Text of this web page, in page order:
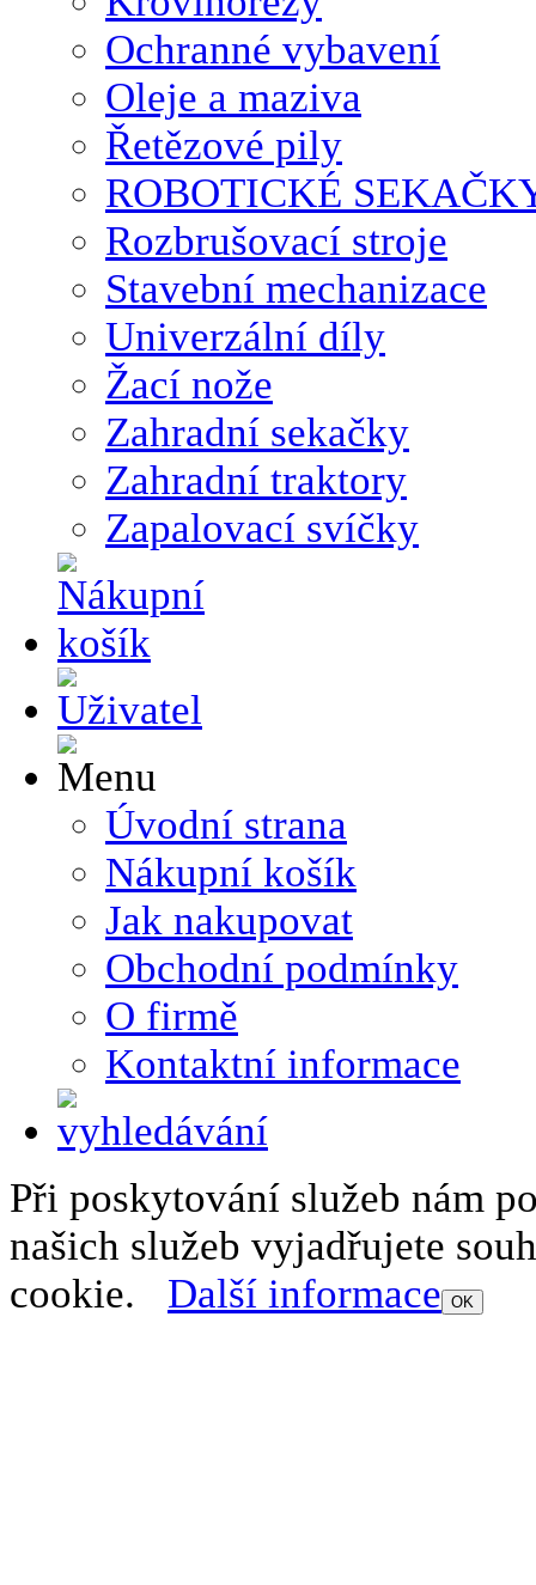
Ochranné vybavení
Oleje a maziva
Řetězové pily
ROBOTICKÉ
Rozbrušovací stroje
Stavební mechanizace
Univerzální díly
Žací nože
Zahradní sekačky
Zahradní traktory
Zapalovací svíčky
Úvodní strana
Nákupní košík
Jak nakupovat
Obchodní podmínky
O firmě
Kontaktní informace
Při poskytování služeb nám
našich služeb vyjadřujete
cookie. Další informace